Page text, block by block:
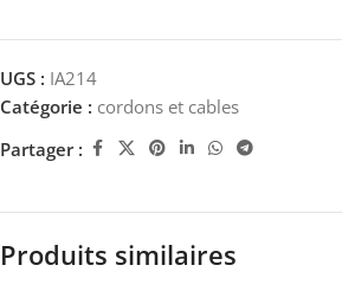
UGS : IA214
Catégorie : cordons et cables
Partager :
Produits similaires